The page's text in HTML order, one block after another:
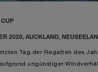
2020, AUCKLAND,
Tag der Regatten des
ungünstiger